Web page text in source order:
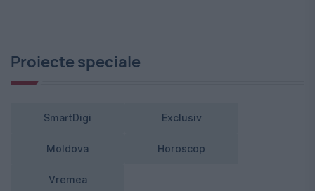
Proiecte speciale
SmartDigi Exclusiv
Moldova Horoscop
Vremea